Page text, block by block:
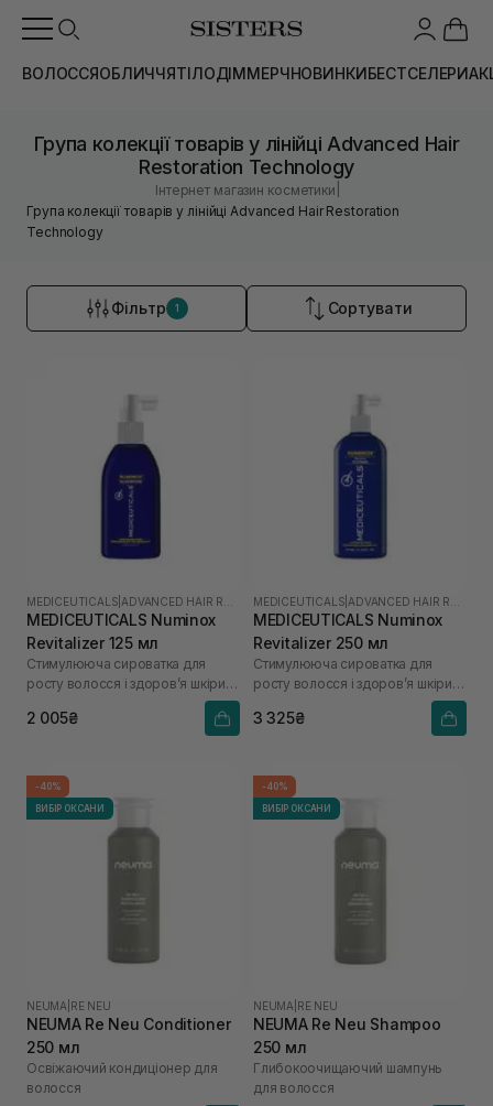
ВОЛОССЯОБЛИЧЧЯТІЛОДІММЕРЧНОВИНКИБЕСТСЕЛЕРИ
Група колекції товарів у лінійці Advanced Hair
Restoration Technology
Інтернет магазин косметики
Група колекції товарів у лінійці Advanced Hair Restoration
Technology
Фільтр 1 Сортувати
MEDICEUTICALS
MEDICEUTICALS Numinox
Revitalizer 125 мл
Стимулююча сироватка для
росту волосся і здоров’я шкіри
2 005₴
MEDICEUTICALS
MEDICEUTICALS Numinox
Revitalizer 250 мл
Стимулююча сироватка для
росту волосся і здоров’я шкіри
3 325₴
-40%
ВИБІР ОКСАНИ
NEUMA RE NEU
NEUMA Re Neu Conditioner
250 мл
Освіжаючий кондиціонер для
волосся
-40%
ВИБІР ОКСАНИ
NEUMA RE NEU
NEUMA Re Neu Shampoo
250 мл
Глибокоочищаючий шампунь
для волосся